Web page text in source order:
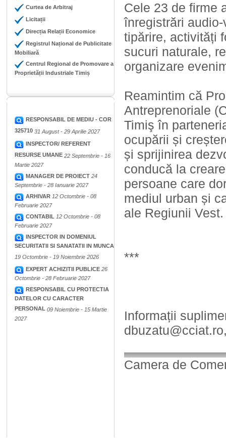
Curtea de Arbitraj
Licitații
Direcția Relații Economice
Registrul Național de Publicitate
Mobiliară
Centrul Regional de Promovare a
Proprietății Industriale Timiș
RESPONSABIL DE MEDIU - COR
325710 31 August - 29 Aprilie 2027
INSPECTOR/ REFERENT
RESURSE UMANE 22 Septembrie - 16
Martie 2027
MANAGER DE PROIECT 24
Septembrie - 28 Ianuarie 2027
ARHIVAR 12 Octombrie - 08
Februarie 2027
CONTABIL 12 Octombrie - 08
Februarie 2027
INSPECTOR IN DOMENIUL
SECURITATII SI SANATATII IN MUNCA
19 Octombrie - 19 Noiembrie 2026
EXPERT ACHIZITII PUBLICE 26
Octombrie - 28 Februarie 2027
RESPONSABIL CU PROTECTIA
DATELOR CU CARACTER
PERSONAL 09 Noiembrie - 15 Martie
2027
Cele 23 de firme
înregistrări
tipărire, activități
sucuri naturale,
organizare
Reamintim că
Antreprenoriale
Timiş în
ocupării și
și sprijinirea
conducă la
persoane care
mediul urban și
ale Regiunii Vest.
***
Informații
Camera de